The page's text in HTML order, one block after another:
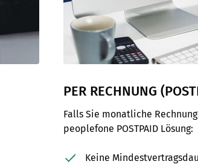
PER RECHNUNG
Falls Sie monatliche
peoplefone POSTPAID Lösung:
Keine